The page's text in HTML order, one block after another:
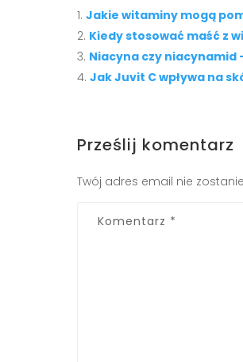
Jakie witaminy mogą
Kiedy stosować maść z
Niacyna czy niacynamid
Jak Juvit C wpływa na
Prześlij komentarz
Twój adres email nie